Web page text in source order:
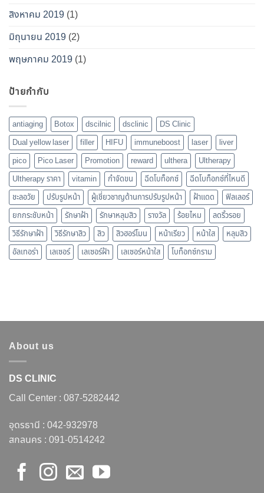
สิงหาคม 2019 (1)
มิถุนายน 2019 (2)
พฤษภาคม 2019 (1)
ป้ายกำกับ
antiaging Botox dscilnic dsclinic
DS Clinic
Dual yellow laser
filler HIFU immuneboost laser
liver
pico
Pico Laser Promotion reward ulthera
Ultherapy
Ultherapy ราคา
vitamin กำจัดขน ฉีดโบท็อกซ์
ฉีดโบท็อกซ์ที่ไหนดี
ชะลอวัย
ปรับรูปหน้า ผู้เชี่ยวชาญด้านการปรับรูปหน้า ฝ้าแดด
ฟิลเลอร์
ยกกระชับหน้า
รักษาฝ้า รักษาหลุมสิว รางวัล ร้อยไหม
ลดริ้วรอย
วิธีรักษาฝ้า
วิธีรักษาสิว สิว สิวฮอร์โมน หน้าเรียว หน้าใส
หลุมสิว
อัลเทอร่า
เลเซอร์ เลเซอร์ฝ้า เลเซอร์หน้าใส โบท็อกซ์กราม
About us
DS CLINIC
Call Center : 087-5282442
อุดรธานี : 042-932978
สกลนคร : 091-0514242